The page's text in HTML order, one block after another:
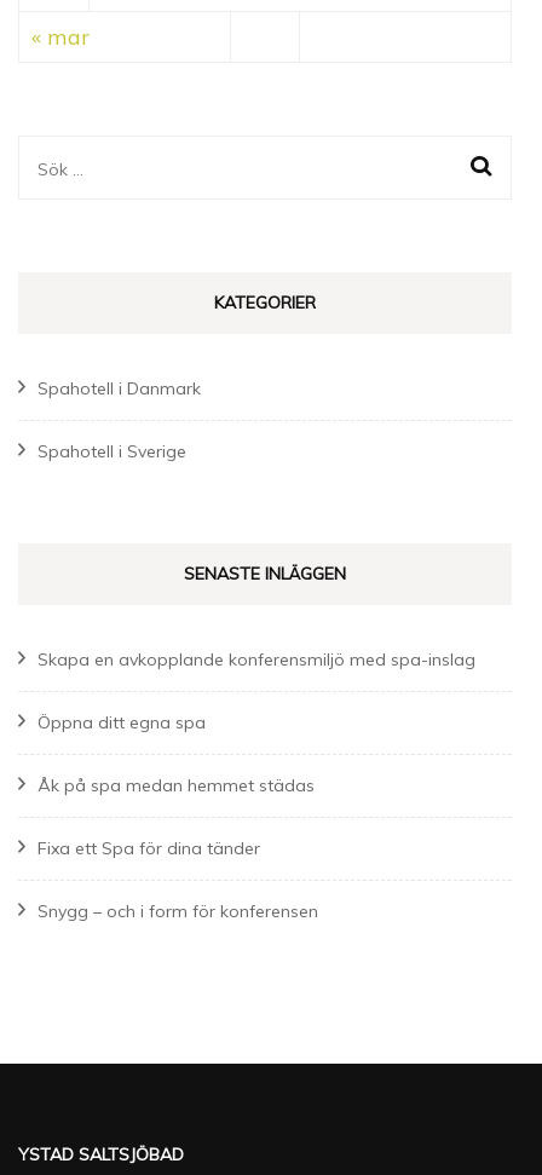
« mar
Sök
KATEGORIER
Spahotell i Danmark
Spahotell i Sverige
SENASTE INLÄGGEN
Skapa en avkopplande konferensmiljö med spa-inslag
Öppna ditt egna spa
Åk på spa medan hemmet städas
Fixa ett Spa för dina tänder
Snygg – och i form för konferensen
YSTAD SALTSJÖBAD